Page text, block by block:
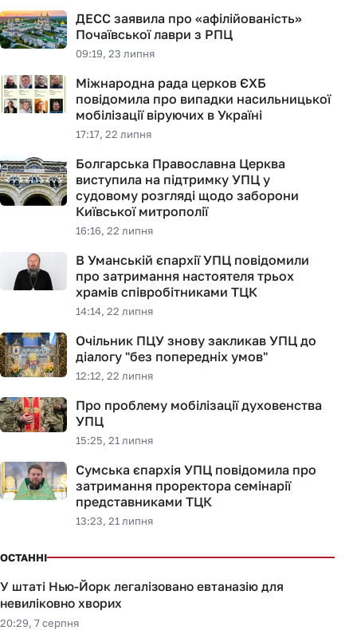
ДЕСС заявила про «афілійованість»
Почаївської лаври з РПЦ
09:19, 23 липня
Міжнародна рада церков ЄХБ
повідомила про випадки насильницької
мобілізації віруючих в Україні
17:17, 22 липня
Болгарська Православна Церква
виступила на підтримку УПЦ у
судовому розгляді щодо заборони
Київської митрополії
16:16, 22 липня
В Уманській єпархії УПЦ повідомили
про затримання настоятеля трьох
храмів співробітниками ТЦК
14:14, 22 липня
Очільник ПЦУ знову закликав УПЦ до
діалогу "без попередніх умов"
12:12, 22 липня
Про проблему мобілізації духовенства
УПЦ
15:25, 21 липня
Сумська єпархія УПЦ повідомила про
затримання проректора семінарії
представниками ТЦК
13:23, 21 липня
ОСТАННІ
У штаті Нью-Йорк легалізовано евтаназію для
невиліковно хворих
20:29, 7 серпня